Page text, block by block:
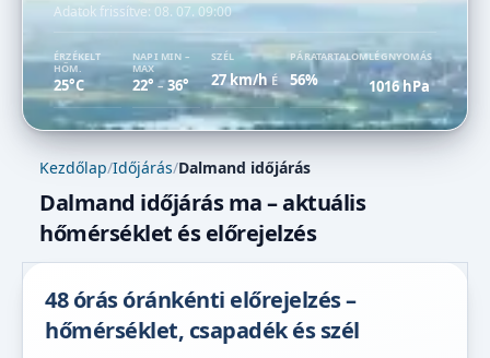
Adatok frissítve: 08. 07. 09:00
ÉRZÉKELT
HŐM.
25°C
NAPI MIN –
MAX
22° –36°
SZÉL
27 km/hÉ
PÁRATARTALOM
56%
LÉGNYOMÁS
1016 hPa
Kezdőlap/Időjárás/Dalmand időjárás
Dalmand időjárás ma – aktuális
hőmérséklet és előrejelzés
48 órás óránkénti előrejelzés –
hőmérséklet, csapadék és szél